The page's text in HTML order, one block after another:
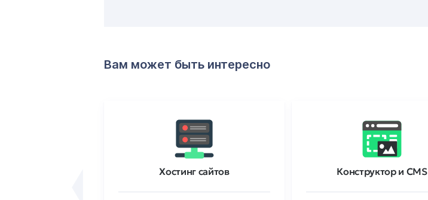
Вам может быть интересно
Хостинг сайтов Конструктор и CMS